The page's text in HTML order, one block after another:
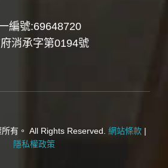
編號:69648720
消承字第0194號
有。 All Rights Reserved. 網站條款 |
隱私權政策